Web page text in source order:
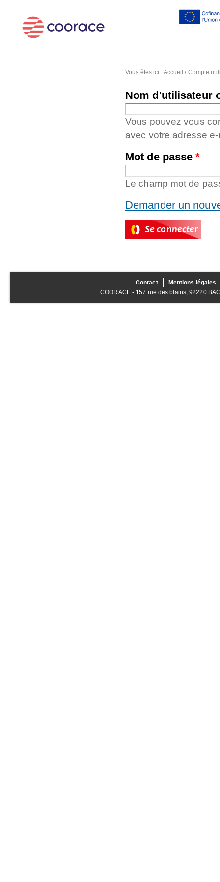
Vous êtes ici : Accueil / Compte
Nom d'utilisateur
Vous pouvez vous
avec votre adresse e-
Mot de passe*
Le champ mot de
Demander un
Contact
Mentions légales
COORACE - 157 rue des blains, 92220